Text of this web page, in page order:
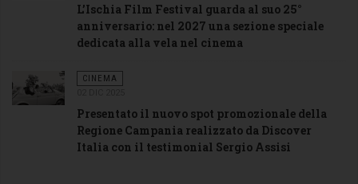
L’Ischia Film Festival guarda al suo 25°
anniversario: nel 2027 una sezione speciale
dedicata alla vela nel cinema
CINEMA
Presentato il nuovo spot promozionale della
Regione Campania realizzato da Discover
Italia con il testimonial Sergio Assisi